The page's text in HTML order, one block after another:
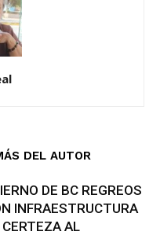
DEL AUTOR
DE BC REGREOS
INFRAESTRUCTURA
AL